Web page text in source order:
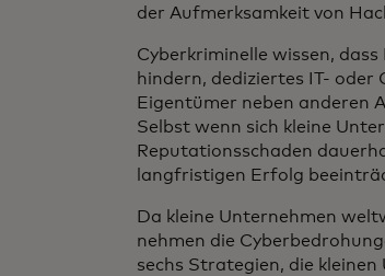
der Aufmerksamkeit von
Cyberkriminelle wissen,
hindern, dediziertes IT- oder
Eigentümer neben anderen
Selbst wenn sich kleine
Reputationsschaden
langfristigen Erfolg
Da kleine Unternehmen
nehmen die
sechs Strategien, die